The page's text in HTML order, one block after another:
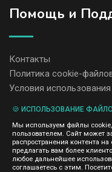
Помощь и
Контакты
Политика cookie-
Условия использования
содержание размещенных
Мы ценим
передаем и не продаем
пользователей
правила
🍪 ИСПОЛЬЗОВАНИЕ ФАЙЛОВ
Мы используем файлы cookie,
пользователем. Сайт может
распространения контента
предлагать вам более
любое дальнейшее
соглашаетесь с этим.